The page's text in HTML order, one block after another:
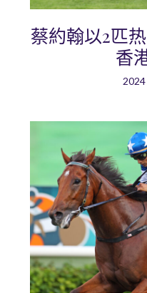
蔡約翰以2匹
香
2024